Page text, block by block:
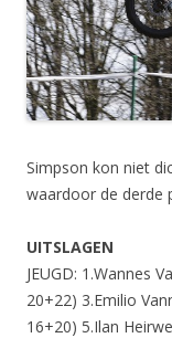
Simpson kon niet
waardoor de derde
UITSLAGEN
JEUGD: 1.Wannes
20+22) 3.Emilio
16+20) 5.Ilan